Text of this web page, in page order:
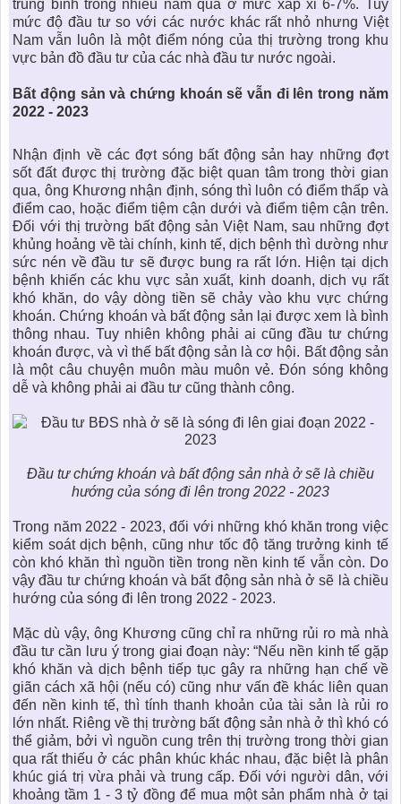
trung bình trong nhiều năm qua ở mức xấp xỉ 6-7%. Tuy
mức độ đầu tư so với các nước khác rất nhỏ nhưng Việt
Nam vẫn luôn là một điểm nóng của thị trường trong khu
vực bản đồ đầu tư của các nhà đầu tư nước ngoài.
Bất động sản và chứng khoán sẽ vẫn đi lên trong năm
2022 - 2023
Nhận định về các đợt sóng bất động sản hay những đợt
sốt đất được thị trường đặc biệt quan tâm trong thời gian
qua, ông Khương nhận định, sóng thì luôn có điểm thấp và
điểm cao, hoặc điểm tiệm cận dưới và điểm tiệm cận trên.
Đối với thị trường bất động sản Việt Nam, sau những đợt
khủng hoảng về tài chính, kinh tế, dịch bệnh thì dường như
sức nén về đầu tư sẽ được bung ra rất lớn. Hiện tại dịch
bệnh khiến các khu vực sản xuất, kinh doanh, dịch vụ rất
khó khăn, do vậy dòng tiền sẽ chảy vào khu vực chứng
khoán. Chứng khoán và bất động sản lại được xem là bình
thông nhau. Tuy nhiên không phải ai cũng đầu tư chứng
khoán được, và vì thế bất động sản là cơ hội. Bất động sản
là một câu chuyện muôn màu muôn vẻ. Đón sóng không
dễ và không phải ai đầu tư cũng thành công.
Đầu tư chứng khoán và bất động sản nhà ở sẽ là chiều
hướng của sóng đi lên trong 2022 - 2023
Trong năm 2022 - 2023, đối với những khó khăn trong việc
kiểm soát dịch bệnh, cũng như tốc độ tăng trưởng kinh tế
còn khó khăn thì nguồn tiền trong nền kinh tế vẫn còn. Do
vậy đầu tư chứng khoán và bất động sản nhà ở sẽ là chiều
hướng của sóng đi lên trong 2022 - 2023.
Mặc dù vậy, ông Khương cũng chỉ ra những rủi ro mà nhà
đầu tư cần lưu ý trong giai đoạn này: “Nếu nền kinh tế gặp
khó khăn và dịch bệnh tiếp tục gây ra những hạn chế về
giãn cách xã hội (nếu có) cũng như vấn đề khác liên quan
đến nền kinh tế, thì tính thanh khoản của tài sản là rủi ro
lớn nhất. Riêng vềthị trường bất động sản nhà ở thì khó có
thể giảm, bởi vì nguồn cung trên thị trường trong thời gian
qua rất thiếu ở các phân khúc khác nhau, đặc biệt là phân
khúc giá trị vừa phải và trung cấp. Đối với người dân, với
khoảng tầm 1 - 3 tỷ đồng để mua một sản phẩm nhà ở tại